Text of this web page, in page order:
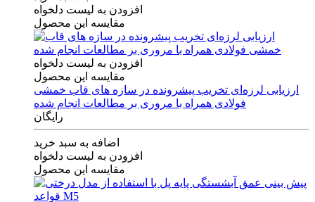
افزودن به لیست دلخواه
مقایسه این محصول
افزودن به لیست دلخواه
مقایسه این محصول
ارزیابی لرزه‌ای تخریب پیشرونده در سازه های قاب خمشی
فولادی همراه با مروری بر مطالعات انجام شده
رایگان
اضافه به سبد خرید
افزودن به لیست دلخواه
مقایسه این محصول